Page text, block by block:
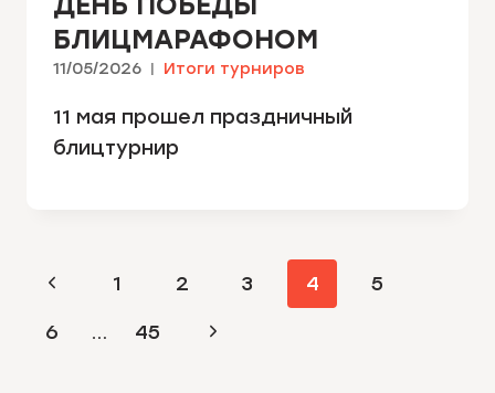
БЛИЦМАРАФОНОМ
11/05/2026 Итоги турниров
11 мая прошел праздничный
блицтурнир
НАВИГАЦИЯ
ПО
Предыдущая
страница
1 2 3 4
5
6
… 45
Следующая